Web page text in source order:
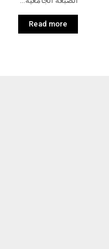
Read more